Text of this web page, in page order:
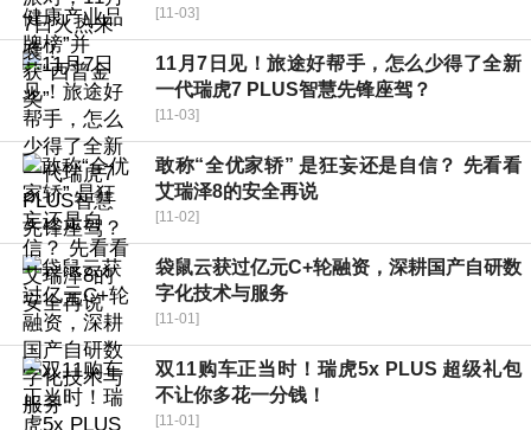
[11-03]
11月7日见！旅途好帮手，怎么少得了全新
一代瑞虎7 PLUS智慧先锋座驾？
[11-03]
敢称“全优家轿” 是狂妄还是自信？ 先看看
艾瑞泽8的安全再说
[11-02]
袋鼠云获过亿元C+轮融资，深耕国产自研数
字化技术与服务
[11-01]
双11购车正当时！瑞虎5x PLUS 超级礼包
不让你多花一分钱！
[11-01]